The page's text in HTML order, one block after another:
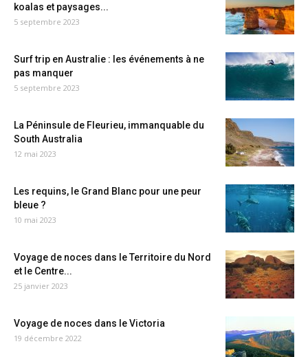
koalas et paysages...
5 septembre 2023
Surf trip en Australie : les événements à ne
pas manquer
5 septembre 2023
La Péninsule de Fleurieu, immanquable du
South Australia
12 mai 2023
Les requins, le Grand Blanc pour une peur
bleue ?
10 mai 2023
Voyage de noces dans le Territoire du Nord
et le Centre...
25 janvier 2023
Voyage de noces dans le Victoria
19 décembre 2022